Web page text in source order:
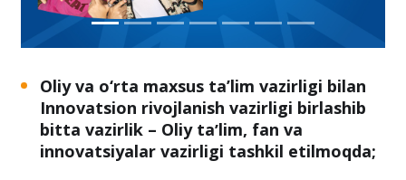
Oliy va o‘rta maxsus ta’lim vazirligi bilan
Innovatsion rivojlanish vazirligi birlashib
bitta vazirlik – Oliy taʼlim, fan va
innovatsiyalar vazirligi tashkil etilmoqda;